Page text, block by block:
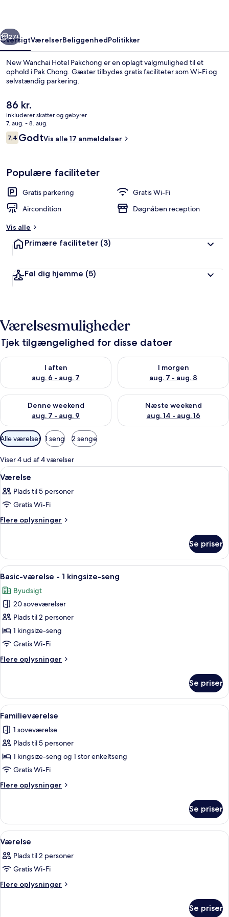
Næste
27+
OversigtVærelserBeliggenhedPolitikker
New Wanchai Hotel Pakchong er en oplagt valgmulighed til et
ophold i Pak Chong. Gæster tilbydes gratis faciliteter som Wi-Fi og
selvstændig parkering.
Den
nuværende
pris
er
86 kr.
86 kr.
inkluderer skatter og gebyrer
7. aug. - 8. aug.
Anmeldelser
7,47,4 ud af 10.
GodtVis alle 17 anmeldelser
Populære faciliteter
Gratis parkering
Gratis Wi-Fi
Aircondition
Døgnåben reception
Vis alle
Primære faciliteter (3)
Føl dig hjemme (5)
Værelsesmuligheder
Tjek tilgængelighed for disse datoer
I aften
aug. 6 - aug. 7
Tjek tilgængelighed for i aften aug. 6 - aug. 7
I morgen
aug. 7 - aug. 8
Tjek tilgængelighed for i
Denne weekend
aug. 7 - aug. 9
Tjek tilgængelighed for denne weekend aug. 7 - aug. 9
Næste weekend
aug. 14 - aug. 16
Tjek tilgængelighed for næste
Tilgængelige
filtre
for
værelser
Alle værelser 1 seng 2 senge
Viser 4 ud af 4 værelser
Indlæs
alle
billeder
af
Værelse
Et hotelværelse med seng,
8
Værelse
Plads til 5 personer
Gratis Wi-Fi
Flere oplysninger
Flere
Se priser
Indlæs
alle
billeder
af
Basic-
værelse
-
kingsize-
Et soveværelse med en seng, et
4
Basic-værelse - 1 kingsize-seng
Byudsigt
20 soveværelser
Plads til 2 personer
1 kingsize-seng
Gratis Wi-Fi
Flere oplysninger
Flere
værelse
1
seng
Se priser
Indlæs
alle
billeder
af
Familieværelse
To enkeltsenge med trærammer og
4
Familieværelse
1 soveværelse
Plads til 5 personer
1 kingsize-seng og 1 stor enkeltseng
Gratis Wi-Fi
Flere oplysninger
Flere
Se priser
Indlæs
alle
billeder
af
Værelse
Et soveværelse med seng, skab og dør.
9
Værelse
Plads til 2 personer
Gratis Wi-Fi
Flere oplysninger
Flere
Se priser